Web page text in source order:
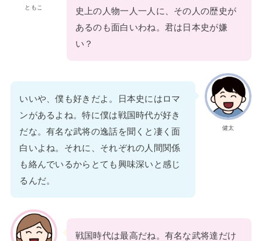
ともこ
史上の人物一人一人に、その人の歴史が
あるのも面白いわね。君は日本史が嫌
い？
健太
いいや、僕も好きだよ。日本史にはロマ
ンがあるよね。特に僕は戦国時代が好き
だな。有名な武将の逸話を聞くと凄く面
白いよね。それに、それぞれの人間関係
も絡んでいるからとても興味深いと感じ
るんだ。
戦国時代は最高だね。有名な武将達だけ